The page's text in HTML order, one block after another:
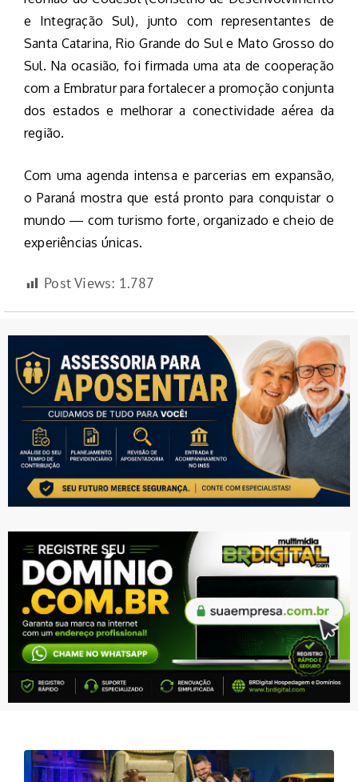
e Integração Sul), junto com representantes de
Santa Catarina, Rio Grande do Sul e Mato Grosso do
Sul. Na ocasião, foi firmada uma ata de cooperação
com a Embratur para fortalecer a promoção conjunta
dos estados e melhorar a conectividade aérea da
região.
Com uma agenda intensa e parcerias em expansão,
o Paraná mostra que está pronto para conquistar o
mundo — com turismo forte, organizado e cheio de
experiências únicas.
Post Views: 1.787